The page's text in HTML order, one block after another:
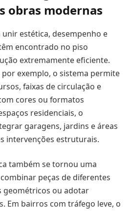
obras modernas
estética, desempenho e
encontrado no piso
extremamente eficiente.
por exemplo, o sistema permite
faixas de circulação e
cores ou formatos
residenciais, o
garagens, jardins e áreas
intervenções estruturais.
também se tornou uma
peças de diferentes
geométricos ou adotar
Em bairros com tráfego leve, o